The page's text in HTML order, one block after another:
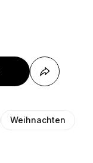
Weihnachten